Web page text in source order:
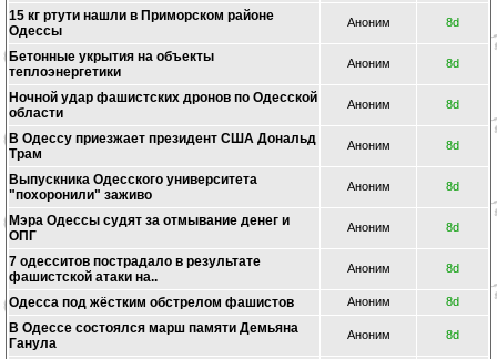
15 кг ртути нашли в Приморском районе
Одессы
Аноним 8d
Бетонные укрытия на объекты
теплоэнергетики
Аноним 8d
Ночной удар фашистских дронов по Одесской
области
Аноним 8d
В Одессу приезжает президент США Дональд
Трам
Аноним 8d
Выпускника Одесского университета
"похоронили" заживо
Аноним 8d
Мэра Одессы судят за отмывание денег и
ОПГ
Аноним 8d
7 одесситов пострадало в результате
фашистской атаки на..
Аноним 8d
Одесса под жёстким обстрелом фашистов Аноним 8d
В Одессе состоялся марш памяти Демьяна
Ганула
Аноним 8d